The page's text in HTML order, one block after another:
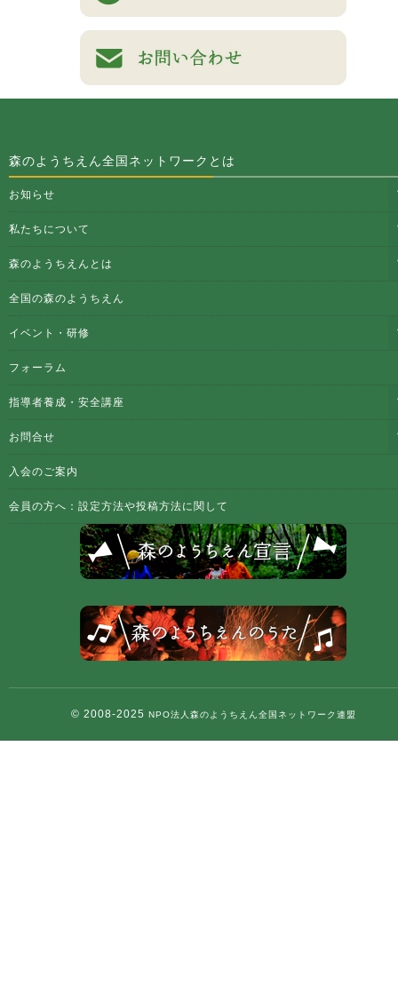
森のようちえん全国ネットワークとは
お知らせ
私たちについて
森のようちえんとは
全国の森のようちえん
イベント・研修
フォーラム
指導者養成・安全講座
お問合せ
入会のご案内
会員の方へ：設定方法や投稿方法に関して
© 2008-2025 NPO法人森のようちえん全国ネットワーク連盟